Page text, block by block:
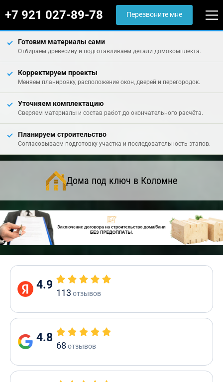
+7 921 027-89-78 Перезвоните мне
Готовим материалы сами
Отбираем древесину и подготавливаем детали домокомплекта.
Корректируем проекты
Меняем планировку, расположение окон, дверей и перегородок.
Уточняем комплектацию
Сверяем материалы и состав работ до окончательного расчёта.
Планируем строительство
Согласовываем подготовку участка и последовательность этапов.
Дома под ключ в Коломне
4.9
113 отзывов
4.8
68 отзывов